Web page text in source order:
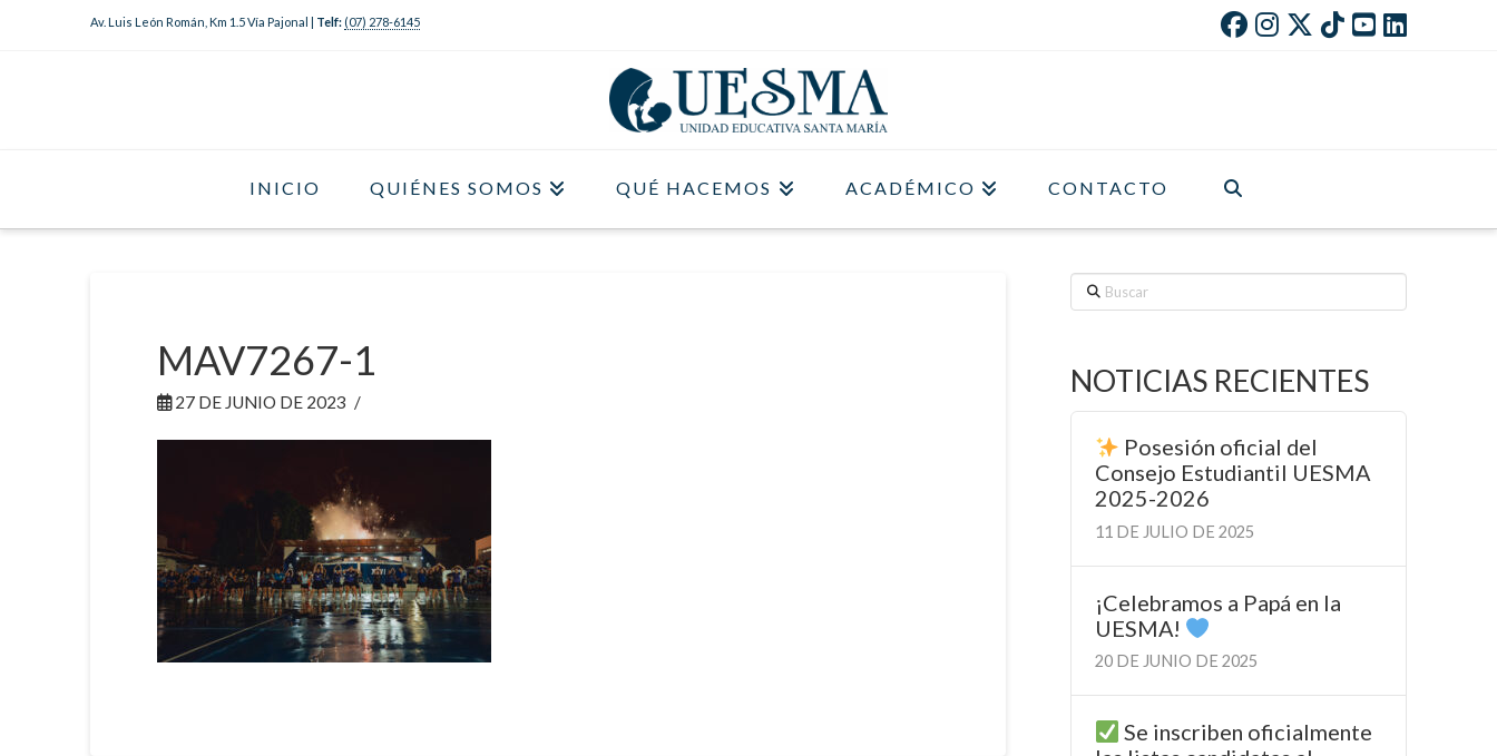
Av. Luis León Román, Km 1.5 Vía Pajonal | Telf: (07) 278-6145
INICIO QUIÉNES SOMOS QUÉ HACEMOS ACADÉMICO CONTACTO
MAV7267-1
27 DE JUNIO DE 2023
Buscar
NOTICIAS RECIENTES
Posesión oficial del
Consejo Estudiantil UESMA
2025-2026
11 DE JULIO DE 2025
¡Celebramos a Papá en la
UESMA!
20 DE JUNIO DE 2025
Se inscriben oficialmente